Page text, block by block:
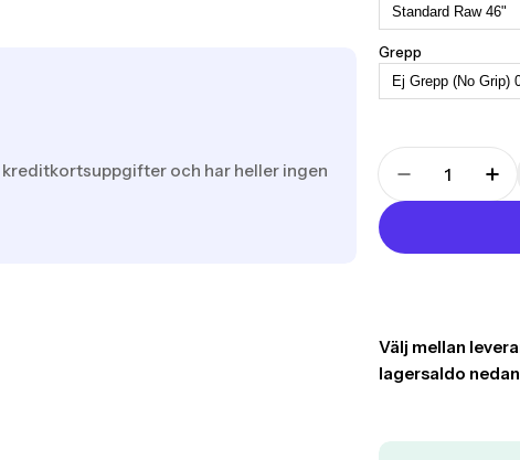
och har heller ingen
Grepp
Translation
missing: